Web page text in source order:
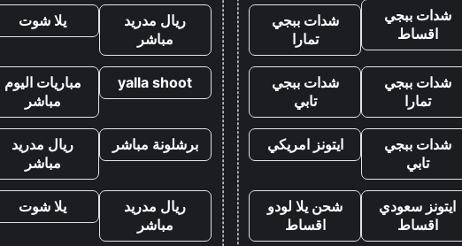
شدات ببجي
اقساط
شدات ببجي
تمارا
شدات ببجي
تمارا
شدات ببجي
تابي
شدات ببجي
تابي
ايتونز امريكي
ايتونز سعودي
اقساط
شحن يلا لودو
اقساط
ريال مدريد
مباشر
يلا شوت
yalla shoot
مباريات اليوم
مباشر
برشلونة مباشر
ريال مدريد
مباشر
ريال مدريد
مباشر
يلا شوت